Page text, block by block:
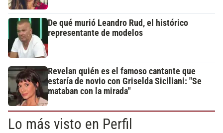
De qué murió Leandro Rud, el histórico
representante de modelos
Revelan quién es el famoso cantante que
estaría de novio con Griselda Siciliani: "Se
mataban con la mirada"
Lo más visto en Perfil